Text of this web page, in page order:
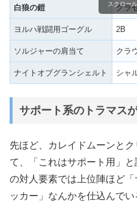
白狼の鎧 グラ
ヨルハ戦闘用ゴーグル 2B
ソルジャーの肩当て クラ
ナイトオブグランシェルト シャ
スクロー
サポート系のトラマス
先ほど、カレイドムーンと
て、「これはサポート用」
の対人要素では上位陣ほど
ッカー」なんかを仕込んでい